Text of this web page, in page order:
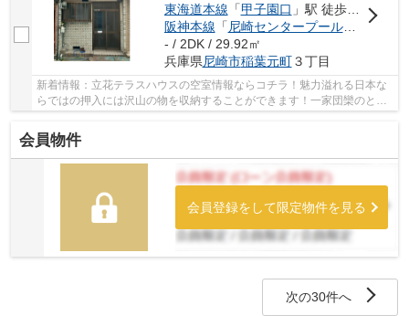
東海道本線 「甲子園口 」駅 徒歩30分
阪神本線 「 尼崎センタープール前
」駅 徒
- / 2DK / 29.92㎡
兵庫県尼崎市稲葉元町３丁目
新着情報：立花テラスハウスの空室情報ならコチラ！魅力溢れる日本な
らではの押入には沢山の物を収納することができます！一家団欒のとき
も楽しめる、広々としたダイニングキッチンが...
会員物件
会員登録をして限定物件を見る
次の30件へ